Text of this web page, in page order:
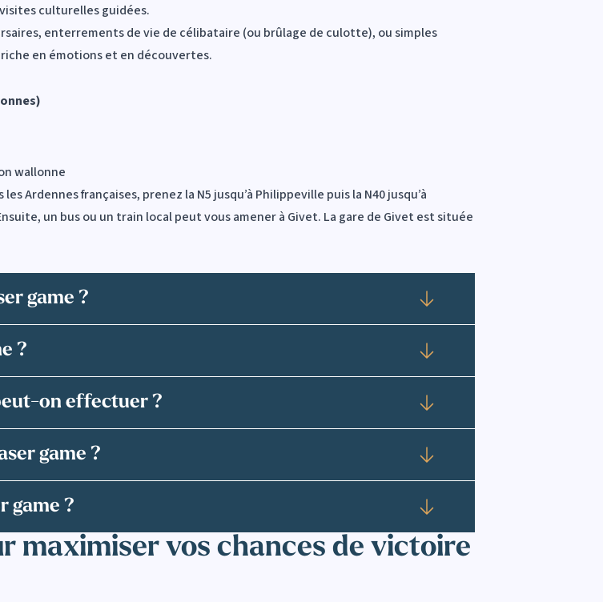
culturelles guidées.
enterrements de vie de célibataire (ou brûlage de culotte), ou simples
en émotions et en découvertes.
wallonne
Ardennes françaises, prenez la N5 jusqu’à Philippeville puis la N40 jusqu’à
un bus ou un train local peut vous amener à Givet. La gare de Givet est située
game ?
?
on effectuer ?
game ?
game ?
maximiser vos chances de victoire